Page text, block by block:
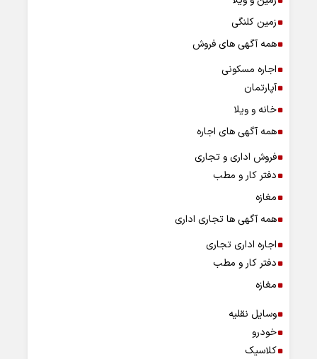
زمین کلنگی
همه آگهی های فروش
اجاره مسکونی
آپارتمان
خانه و ویلا
همه آگهی های اجاره
فروش اداری و تجاری
دفتر کار و مطب
مغازه
همه آگهی ها تجاری اداری
اجاره اداری تجاری
دفتر کار و مطب
مغازه
وسایل نقلیه
خودرو
کلاسیک